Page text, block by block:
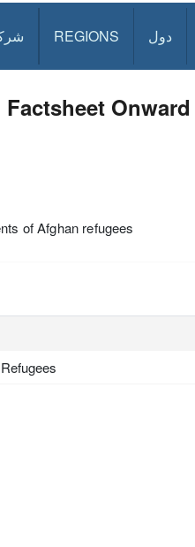
دول REGIONS
Factsheet
of Afghan refugees